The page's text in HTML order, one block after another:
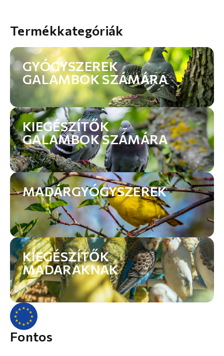
Termékkategóriák
GYÓGYSZEREK
GALAMBOK SZÁMÁRA
KIEGÉSZÍTŐK
GALAMBOK SZÁMÁRA
MADÁRGYÓGYSZEREK
KIEGÉSZÍTŐK
MADARAKNAK
Fontos